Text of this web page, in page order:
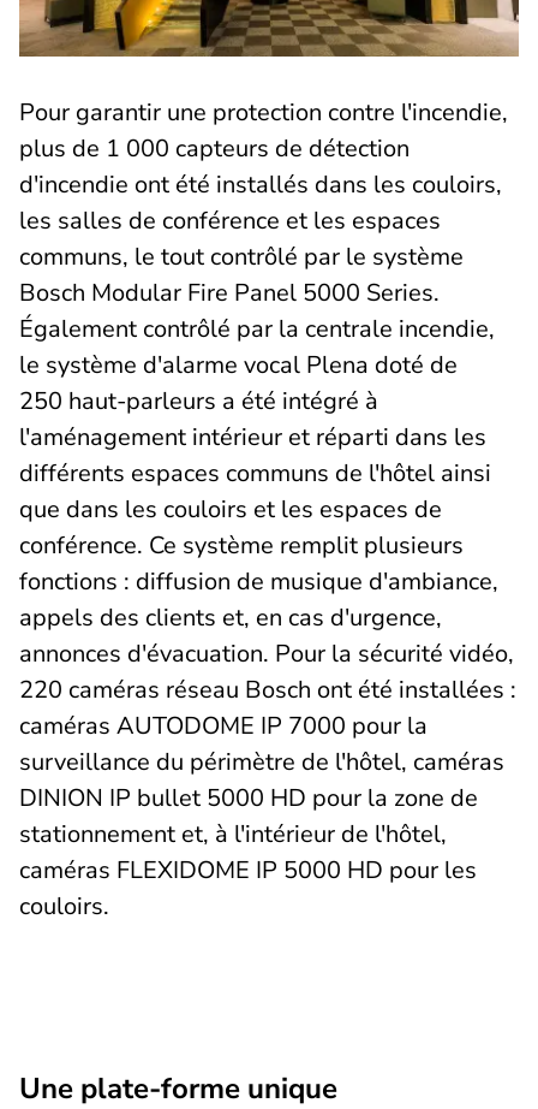
Pour garantir une protection contre l'incendie,
plus de 1 000 capteurs de détection
d'incendie ont été installés dans les couloirs,
les salles de conférence et les espaces
communs, le tout contrôlé par le système
Bosch Modular Fire Panel 5000 Series.
Également contrôlé par la centrale incendie,
le système d'alarme vocal Plena doté de
250 haut-parleurs a été intégré à
l'aménagement intérieur et réparti dans les
différents espaces communs de l'hôtel ainsi
que dans les couloirs et les espaces de
conférence. Ce système remplit plusieurs
fonctions : diffusion de musique d'ambiance,
appels des clients et, en cas d'urgence,
annonces d'évacuation. Pour la sécurité vidéo,
220 caméras réseau Bosch ont été installées :
caméras AUTODOME IP 7000 pour la
surveillance du périmètre de l'hôtel, caméras
DINION IP bullet 5000 HD pour la zone de
stationnement et, à l'intérieur de l'hôtel,
caméras FLEXIDOME IP 5000 HD pour les
couloirs.
Une plate-forme unique